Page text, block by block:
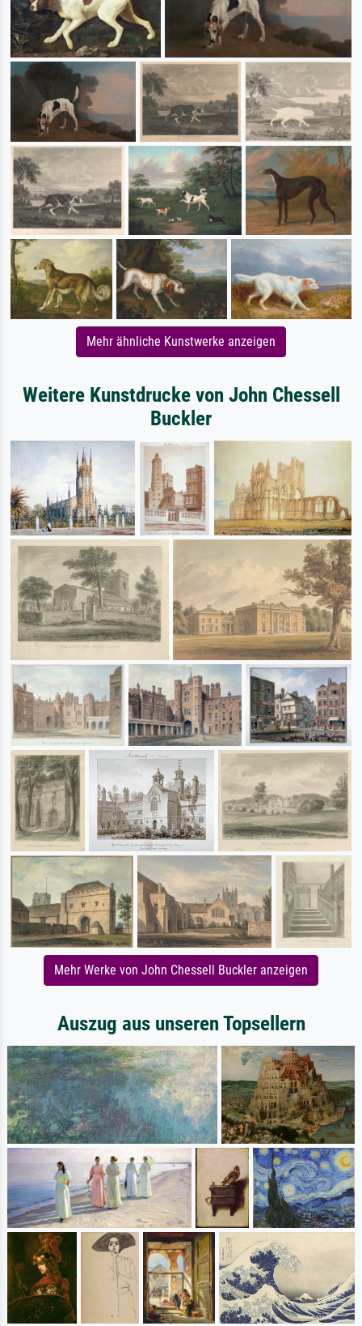
Mehr ähnliche Kunstwerke anzeigen
Weitere Kunstdrucke von John Chessell
Buckler
Mehr Werke von John Chessell Buckler anzeigen
Auszug aus unseren Topsellern